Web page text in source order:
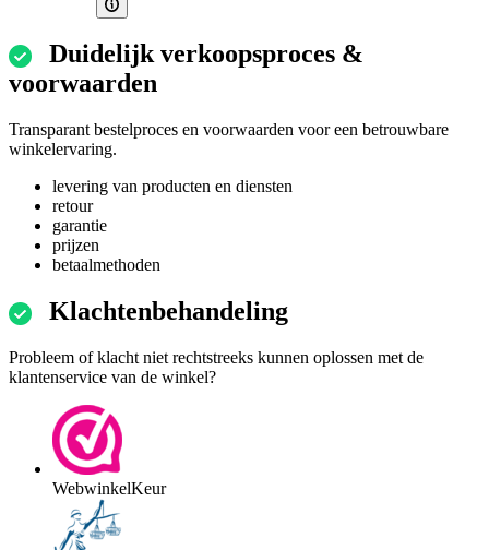
Duidelijk verkoopsproces &
voorwaarden
Transparant bestelproces en voorwaarden voor een betrouwbare
winkelervaring.
levering van producten en diensten
retour
garantie
prijzen
betaalmethoden
Klachtenbehandeling
Probleem of klacht niet rechtstreeks kunnen oplossen met de
klantenservice van de winkel?
WebwinkelKeur